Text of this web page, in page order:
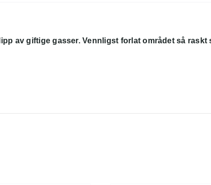
av giftige gasser. Vennligst forlat området så raskt